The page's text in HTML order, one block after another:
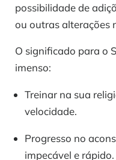
possibilidade de
ou outras alterações
O significado para o
imenso:
Treinar na sua
velocidade.
Progresso no
impecável e rápido.